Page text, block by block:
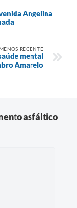
Angelina
RECENTE
mental
Amarelo
asfáltico